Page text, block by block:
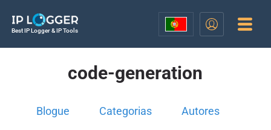
Best IP Logger & IP Tools
code-generation
Blogue Categorias Autores